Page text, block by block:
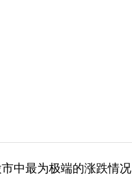
最为极端的涨跌情况